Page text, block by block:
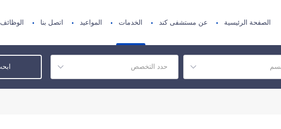
الصفحة الرئيسية عن مستشفى كند الخدمات المواعيد اتصل بنا الوظائف